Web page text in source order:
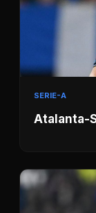
SERIE-A
Atalanta-